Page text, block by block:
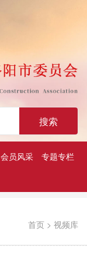
搜索
会员风采 专题专栏
首页 > 视频库